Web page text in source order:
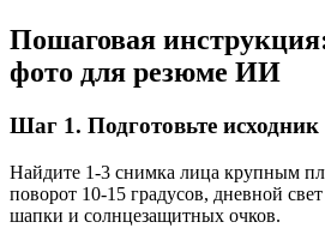
Пошаговая
фото для резюме ИИ
Шаг 1. Подготовьте исходник
Найдите 1-3 снимка лица крупным
поворот 10-15 градусов, дневной
шапки и солнцезащитных очков.